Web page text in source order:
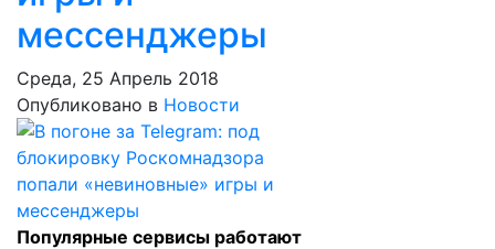
мессенджеры
Среда, 25 Апрель 2018
Опубликовано в Новости
Популярные сервисы работают